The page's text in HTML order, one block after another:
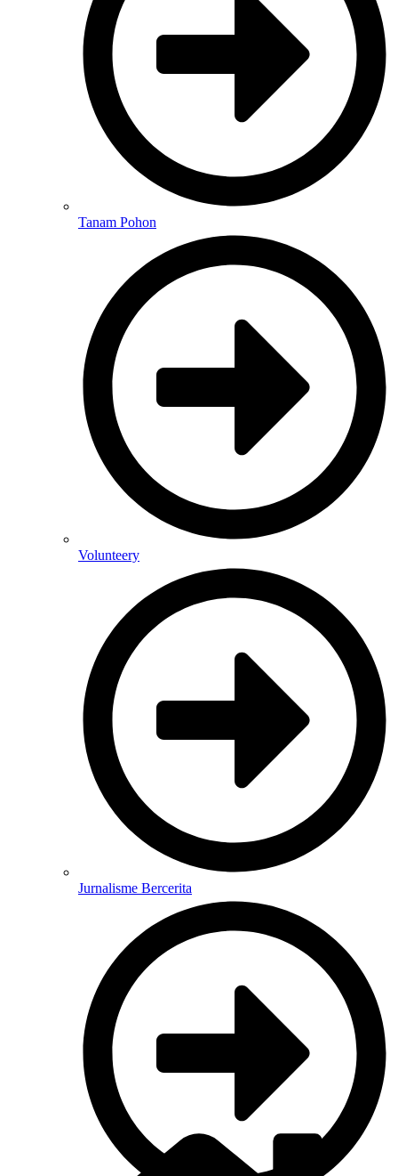
Tanam Pohon
Volunteery
Jurnalisme Bercerita